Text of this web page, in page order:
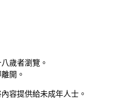
歲者瀏覽。
開。
容提供給未成年人士。